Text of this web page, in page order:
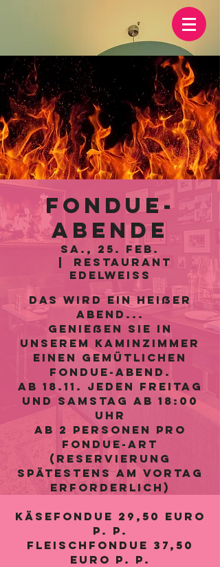
Fondue-
Abende
Sa., 25. Feb.
Restaurant
Edelweiss
Das wird ein heißer
Abend...
Genießen Sie in
unserem Kaminzimmer
einen gemütlichen
Fondue-Abend.
ab 18.11. jeden Freitag
und Samstag ab 18:00
Uhr
ab 2 Personen pro
Fondue-Art
(Reservierung
spätestens am Vortag
erforderlich)
Käsefondue 29,50 Euro
p. P.
Fleischfondue 37,50
Euro p. P.